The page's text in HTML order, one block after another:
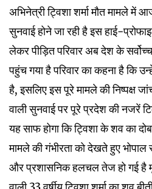
अभिनेत्री ट्विशा शर्मा मौत मामले में
सुनवाई होने जा रही है इस हाई-
लेकर पीड़ित परिवार अब देश के
पहुंच गया है परिवार का कहना है कि
है, इसलिए इस पूरे मामले की निष्पक्ष
वाली सुनवाई पर पूरे प्रदेश की नजरें
यह साफ होगा कि ट्विशा के शव का
मामले की गंभीरता को देखते हुए
और प्रशासनिक हलचल तेज हो गई है